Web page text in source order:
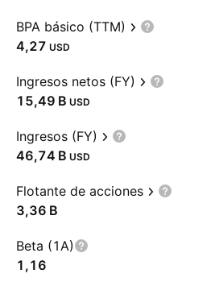
BPA básico (TTM)
4,27 USD
Ingresos netos (FY)
‪15,49 B‬ USD
Ingresos (FY)
‪46,74 B‬ USD
Flotante de acciones
‪3,36 B‬
Beta (1A)
1,16